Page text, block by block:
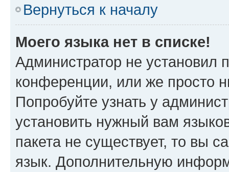
Вернуться к началу
Моего языка нет в списке!
Администратор не установил
конференции, или же просто
Попробуйте узнать у
установить нужный вам
пакета не существует, то вы
язык. Дополнительную